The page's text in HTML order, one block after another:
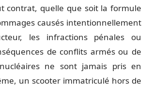
contrat, quelle que soit la formule
causés intentionnellement
les infractions pénales ou
de conflits armés ou de
ne sont jamais pris en
un scooter immatriculé hors de